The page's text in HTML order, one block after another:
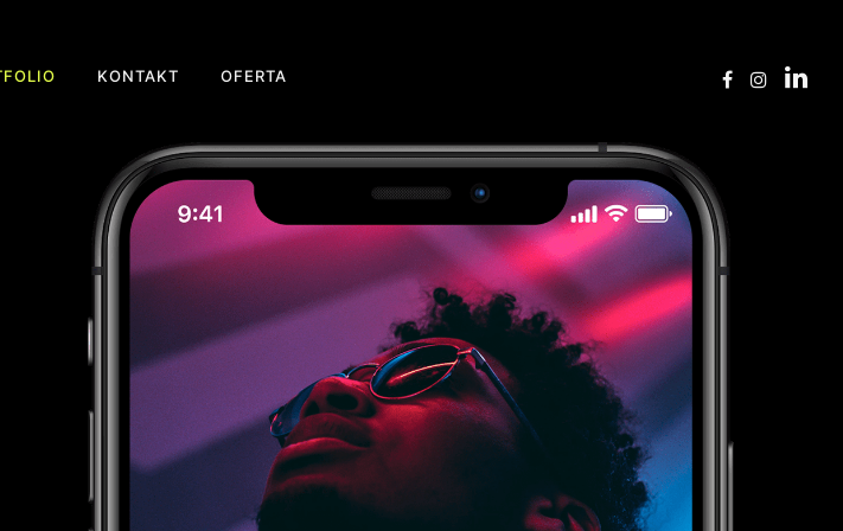
KONTAKT OFERTA